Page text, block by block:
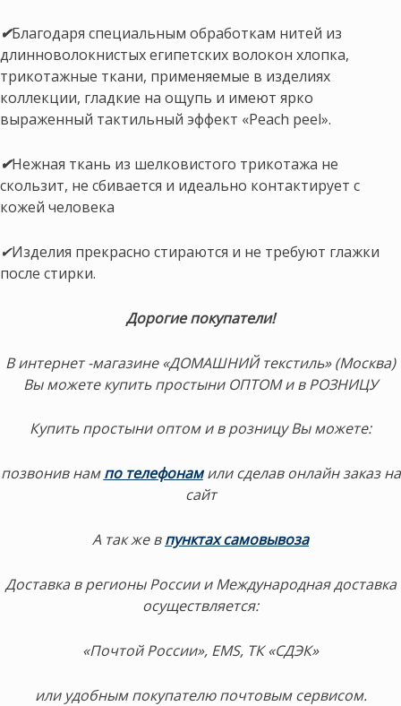
✔Благодаря специальным обработкам нитей из
длинноволокнистых египетских волокон хлопка,
трикотажные ткани, применяемые в изделиях
коллекции, гладкие на ощупь и имеют ярко
выраженный тактильный эффект «Peach peel».
✔Нежная ткань из шелковистого трикотажа не
скользит, не сбивается и идеально контактирует с
кожей человека
✔Изделия прекрасно стираются и не требуют глажки
после стирки.
Дорогие покупатели!
В интернет -магазине «ДОМАШНИЙ текстиль» (Москва)
Вы можете купить простыни ОПТОМ и в РОЗНИЦУ
Купить простыни оптом и в розницу Вы можете:
позвонив нампо телефонам или сделав онлайн заказ на
сайт
А так же в пунктах самовывоза
Доставка в регионы России и Международная доставка
осуществляется:
«Почтой России», EMS, ТК «СДЭК»
или удобным покупателю почтовым сервисом.